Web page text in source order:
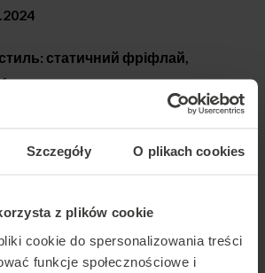
Szczegóły O plikach cookies
z plików cookie
cookie do spersonalizowania treści
funkcje społecznościowe i
статичний фріфлай,
FAI World Championship,
категорії: Dynamic 4way